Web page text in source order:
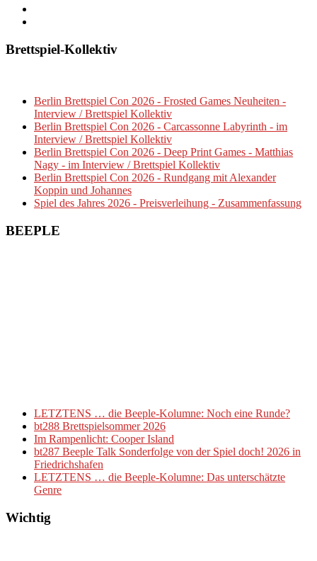
Brettspiel-Kollektiv
Berlin Brettspiel Con 2026 - Frosted Games Neuheiten -
Interview / Brettspiel Kollektiv
Berlin Brettspiel Con 2026 - Carcassonne Labyrinth - im
Interview / Brettspiel Kollektiv
Berlin Brettspiel Con 2026 - Deep Print Games - Matthias
Nagy - im Interview / Brettspiel Kollektiv
Berlin Brettspiel Con 2026 - Rundgang mit Alexander
Koppin und Johannes
Spiel des Jahres 2026 - Preisverleihung - Zusammenfassung
BEEPLE
LETZTENS … die Beeple-Kolumne: Noch eine Runde?
bt288 Brettspielsommer 2026
Im Rampenlicht: Cooper Island
bt287 Beeple Talk Sonderfolge von der Spiel doch! 2026 in
Friedrichshafen
LETZTENS … die Beeple-Kolumne: Das unterschätzte
Genre
Wichtig